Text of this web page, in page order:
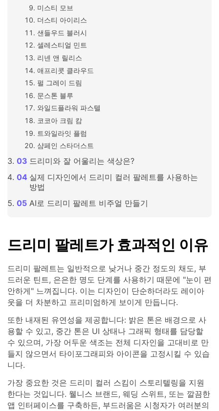
미스티 모브
더스티 아이리스
샌들우드 블러시
셀레스티얼 민트
리넨 앤 릴리스
애프리콧 클라우드
펄 그레이 드림
문스톤 블루
와일드플라워 파스텔
코코아 크림 캄
트와일라잇 플럼
샴페인 스타더스트
드리미와 잘 어울리는 색상은?
실제 디자인에서 드리미 컬러 팔레트를 사용하는
방법
AI로 드리미 팔레트 비주얼 만들기
드리미 팔레트가 효과적인 이유
드리미 팔레트는 일반적으로 낮거나 중간 정도의 채도, 부
드러운 틴트, 은은한 명도 단계를 사용하기 때문에 "눈이 편
안하게" 느껴집니다. 이는 디자인이 단순하더라도 레이아
웃을 더 차분하고 프리미엄하게 보이게 만듭니다.
또한 내재된 유연성을 제공합니다: 밝은 톤은 배경으로 사
용할 수 있고, 중간 톤은 UI 상태나 그래픽 형태를 담당할
수 있으며, 가장 어두운 색조는 전체 디자인을 고대비로 만
들지 않으면서 타이포그래피와 아이콘을 고정시킬 수 있습
니다.
가장 중요한 것은 드리미 컬러 스킴이 스토리텔링을 지원
한다는 것입니다. 웰니스 브랜드, 웨딩 스위트, 또는 깔끔한
앱 인터페이스를 구축하든, 부드러움은 시청자가 여러분의